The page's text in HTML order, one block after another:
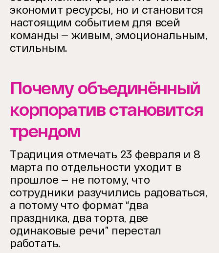
экономит ресурсы, но и становится
настоящим событием для всей
команды — живым, эмоциональным,
стильным.
Почему объединённый
корпоратив становится
трендом
Традиция отмечать 23 февраля и 8
марта по отдельности уходит в
прошлое — не потому, что
сотрудники разучились радоваться,
а потому что формат “два
праздника, два торта, две
одинаковые речи” перестал
работать.